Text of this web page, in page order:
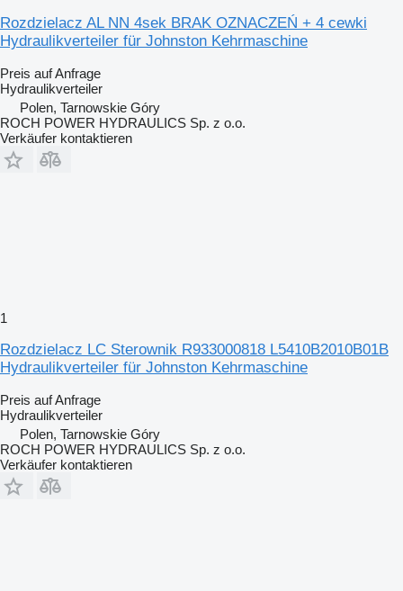
Rozdzielacz AL NN 4sek BRAK OZNACZEŃ + 4 cewki
Hydraulikverteiler für Johnston Kehrmaschine
Preis auf Anfrage
Hydraulikverteiler
Polen, Tarnowskie Góry
ROCH POWER HYDRAULICS Sp. z o.o.
Verkäufer kontaktieren
1
Rozdzielacz LC Sterownik R933000818 L5410B2010B01B
Hydraulikverteiler für Johnston Kehrmaschine
Preis auf Anfrage
Hydraulikverteiler
Polen, Tarnowskie Góry
ROCH POWER HYDRAULICS Sp. z o.o.
Verkäufer kontaktieren